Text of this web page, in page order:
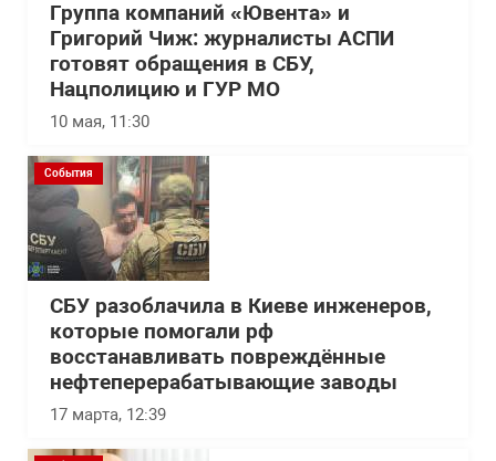
Группа компаний «Ювента» и
Григорий Чиж: журналисты АСПИ
готовят обращения в СБУ,
Нацполицию и ГУР МО
10 мая, 11:30
События
СБУ разоблачила в Киеве инженеров,
которые помогали рф
восстанавливать повреждённые
нефтеперерабатывающие заводы
17 марта, 12:39